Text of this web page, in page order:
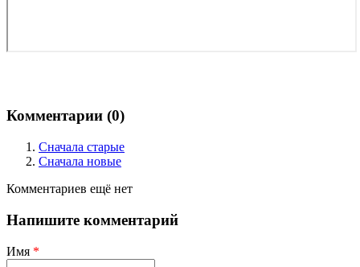
Комментарии (0)
Сначала старые
Сначала новые
Комментариев ещё нет
Напишите комментарий
Имя *